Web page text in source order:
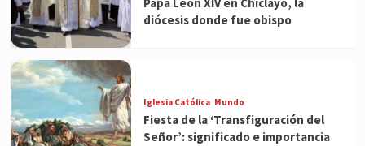
diócesis donde fue obispo
Iglesia Católica Mundo
Fiesta de la ‘Transfiguración del
Señor’: significado e importancia